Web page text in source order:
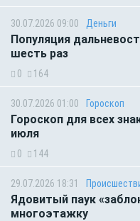
30.07.2026 09:00 Деньги
Популяция
шесть раз
0 164
30.07.2026 01:00 Гороскоп
Гороскоп для всех
июля
0 144
29.07.2026 18:31
Ядовитый паук
многоэтажку